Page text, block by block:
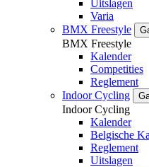
Uitslagen
Varia
BMX Freestyle
BMX Freestyle
Kalender
Competities
Reglement
Indoor Cycling
Indoor Cycling
Kalender
Belgische
Reglement
Uitslagen